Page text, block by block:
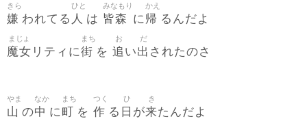
嫌
きら
われてる 人
ひと
は 皆森
みなもり
に帰
かえ
るんだよ
魔女
まじょ
リティに街
まち
を 追
お
い出
だ
されたのさ
山
やま
の中
なか
に町
まち
を 作
つく
る 日
ひ
が来
き
たんだよ